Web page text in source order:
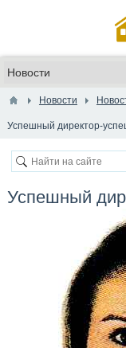
Новости
Успешный директор-
Успешный